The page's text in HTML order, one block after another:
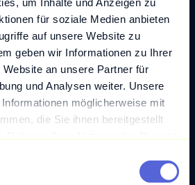
für soziale Medien anbieten
auf unsere Website zu
geben wir Informationen zu Ihrer
an unsere Partner für
und Analysen weiter. Unsere
möglicherweise mit
die Sie ihnen bereitgestellt
sicherzustellen, dass Ihre IT-
Standards entspricht.
für ein unverbindliches